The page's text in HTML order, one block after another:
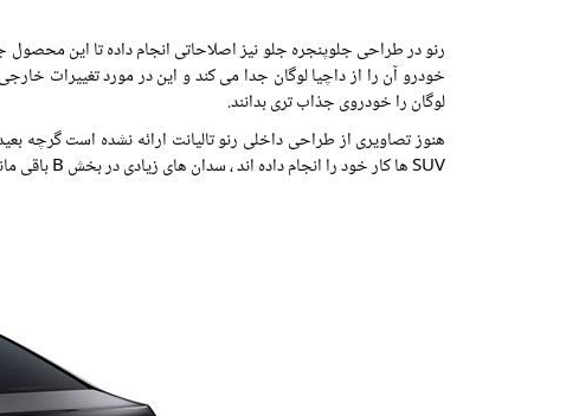
رنو در طراحی جلوپنجره جلو نیز اصلاحاتی انجام داده تا این
خودرو آن را از داچیا لوگان جدا می کند و این در مورد تغییرات
لوگان را خودروی جذاب تری بدانند.
هنوز تصاویری از طراحی داخلی رنو تالیانت ارائه نشده است گرچه
SUV ها کار خود را انجام داده اند ، سدان های زیادی در بخش B باقی مانده است.